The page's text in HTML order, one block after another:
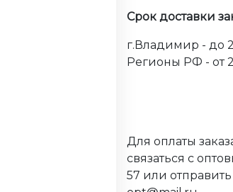
Срок доставки
г.Владимир - до
Регионы РФ - от
Для оплаты
связаться с
57 или